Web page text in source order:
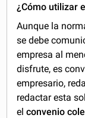
¿Cómo utilizar
Aunque la
se debe
empresa al
disfrute, es
empresario,
redactar esta
el convenio